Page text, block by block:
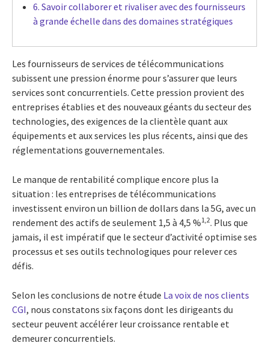
6. Savoir collaborer et rivaliser avec des fournisseurs
à grande échelle dans des domaines stratégiques
Les fournisseurs de services de télécommunications
subissent une pression énorme pour s’assurer que leurs
services sont concurrentiels. Cette pression provient des
entreprises établies et des nouveaux géants du secteur des
technologies, des exigences de la clientèle quant aux
équipements et aux services les plus récents, ainsi que des
réglementations gouvernementales.
Le manque de rentabilité complique encore plus la
situation : les entreprises de télécommunications
investissent environ un billion de dollars dans la 5G, avec un
rendement des actifs de seulement 1,5 à 4,5 %1,2. Plus que
jamais, il est impératif que le secteur d’activité optimise ses
processus et ses outils technologiques pour relever ces
défis.
Selon les conclusions de notre étude La voix de nos clients
CGI, nous constatons six façons dont les dirigeants du
secteur peuvent accélérer leur croissance rentable et
demeurer concurrentiels.